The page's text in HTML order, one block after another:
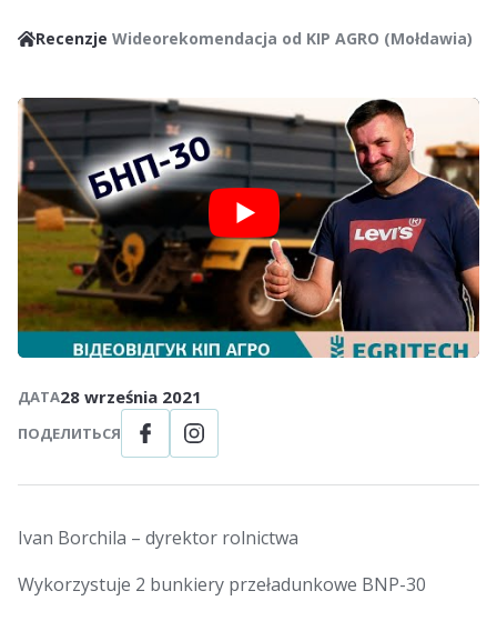
Recenzje Wideorekomendacja od KIP AGRO (Mołdawia)
ДАТА28 września 2021
ПОДЕЛИТЬСЯ
Ivan Borchila – dyrektor rolnictwa
Wykorzystuje 2 bunkiery przeładunkowe BNP-30